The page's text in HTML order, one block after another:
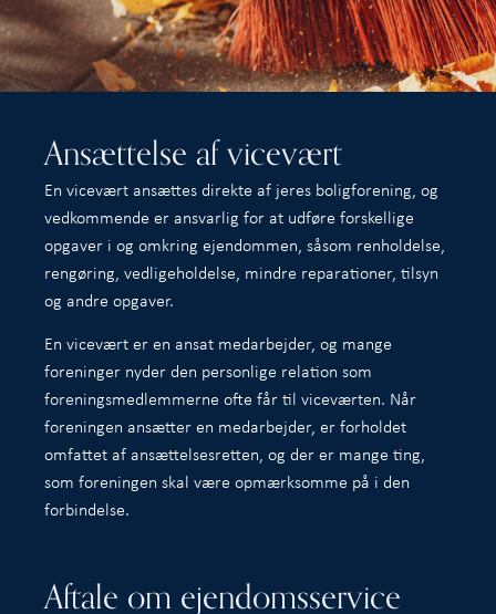
Ansættelse af vicevært
En vicevært ansættes direkte af jeres boligforening, og
vedkommende er ansvarlig for at udføre forskellige
opgaver i og omkring ejendommen, såsom renholdelse,
rengøring, vedligeholdelse, mindre reparationer, tilsyn
og andre opgaver.
En vicevært er en ansat medarbejder, og mange
foreninger nyder den personlige relation som
foreningsmedlemmerne ofte får til viceværten. Når
foreningen ansætter en medarbejder, er forholdet
omfattet af ansættelsesretten, og der er mange ting,
som foreningen skal være opmærksomme på i den
forbindelse.
Aftale om ejendomsservice